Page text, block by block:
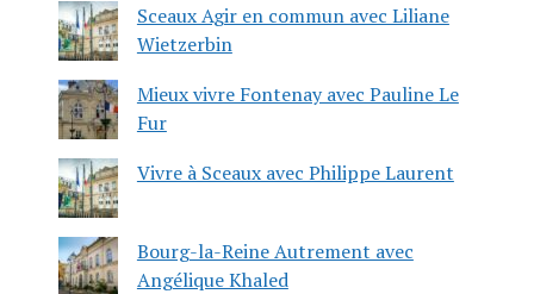
Sceaux Agir en commun avec Liliane
Wietzerbin
Mieux vivre Fontenay avec Pauline Le
Fur
Vivre à Sceaux avec Philippe Laurent
Bourg-la-Reine Autrement avec
Angélique Khaled